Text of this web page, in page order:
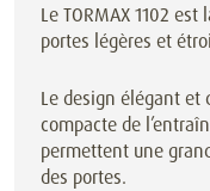
Le TORMAX 1102
portes légères et
Le design élégant et
compacte de
permettent une
des portes.